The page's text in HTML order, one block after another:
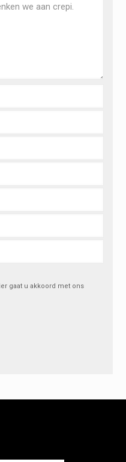
gaat u akkoord met ons